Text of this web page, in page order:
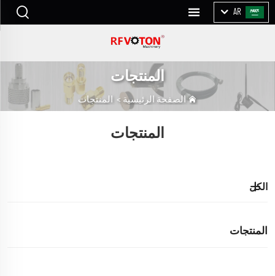
AR
المنتجات
الصفحة الرئيسية > المنتجات
المنتجات
الكل
المنتجات